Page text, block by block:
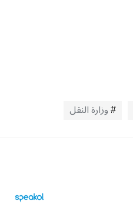
وزارة النقل